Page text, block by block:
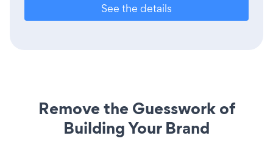
See the details
Remove the Guesswork of
Building Your Brand